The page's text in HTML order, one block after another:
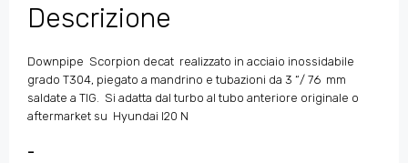
Descrizione
Downpipe Scorpion decat realizzato in acciaio inossidabile
grado T304, piegato a mandrino e tubazioni da 3 “/ 76 mm
saldate a TIG. Si adatta dal turbo al tubo anteriore originale o
aftermarket su Hyundai I20 N
–